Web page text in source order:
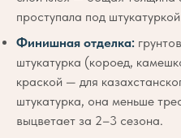
проступала под
Финишная отделка:
штукатурка (короед,
краской — для
штукатурка, она меньше
выцветает за 2–3 сезона.